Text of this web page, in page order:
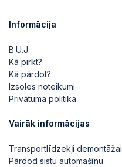
Informācija
B.U.J.
Kā pirkt?
Kā pārdot?
Izsoles noteikumi
Privātuma politika
Vairāk informācijas
Transportlīdzekļi demontāžai
Pārdod sistu automašīnu